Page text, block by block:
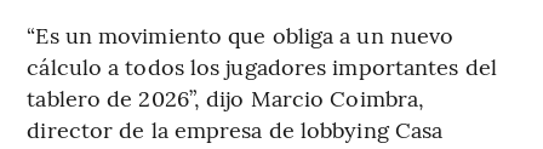
“Es un movimiento que obliga a un nuevo
cálculo a todos los jugadores importantes del
tablero de 2026”, dijo Marcio Coimbra,
director de la empresa de lobbying Casa